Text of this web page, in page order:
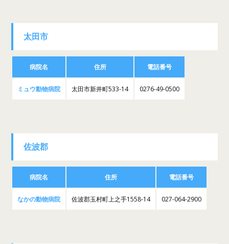
太田市
病院名 住所 電話番号
ミュウ動物病院 太田市新井町533-14 0276-49-0500
佐波郡
病院名 住所 電話番号
なかの動物病院 佐波郡玉村町上之手1558-14 027-064-2900